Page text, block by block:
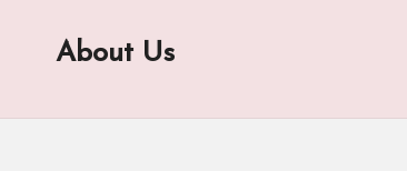
About Us